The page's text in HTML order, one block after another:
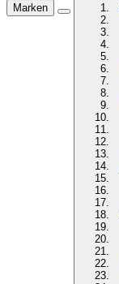
Marken